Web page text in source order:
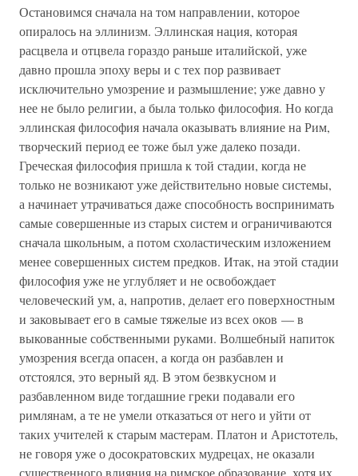
Остановимся сначала на том направлении, которое
опиралось на эллинизм. Эллинская нация, которая
расцвела и отцвела гораздо раньше италийской, уже
давно прошла эпоху веры и с тех пор развивает
исключительно умозрение и размышление; уже давно у
нее не было религии, а была только философия. Но когда
эллинская философия начала оказывать влияние на Рим,
творческий период ее тоже был уже далеко позади.
Греческая философия пришла к той стадии, когда не
только не возникают уже действительно новые системы,
а начинает утрачиваться даже способность воспринимать
самые совершенные из старых систем и ограничиваются
сначала школьным, а потом схоластическим изложением
менее совершенных систем предков. Итак, на этой стадии
философия уже не углубляет и не освобождает
человеческий ум, а, напротив, делает его поверхностным
и заковывает его в самые тяжелые из всех оков — в
выкованные собственными руками. Волшебный напиток
умозрения всегда опасен, а когда он разбавлен и
отстоялся, это верный яд. В этом безвкусном и
разбавленном виде тогдашние греки подавали его
римлянам, а те не умели отказаться от него и уйти от
таких учителей к старым мастерам. Платон и Аристотель,
не говоря уже о досократовских мудрецах, не оказали
существенного влияния на римское образование, хотя их